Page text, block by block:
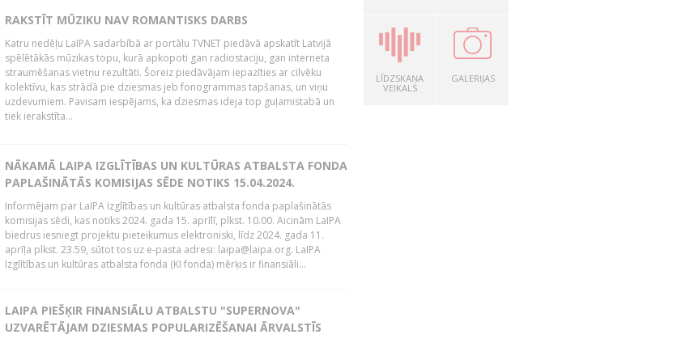
RAKSTĪT MŪZIKU NAV ROMANTISKS DARBS
Katru nedēļu LaIPA sadarbībā ar portālu TVNET piedāvā apskatīt Latvijā
spēlētākās mūzikas topu, kurā apkopoti gan radiostaciju, gan interneta
straumēšanas vietņu rezultāti. Šoreiz piedāvājam iepazīties ar cilvēku
kolektīvu, kas strādā pie dziesmas jeb fonogrammas tapšanas, un viņu
uzdevumiem. Pavisam iespējams, ka dziesmas ideja top guļamistabā un
tiek ierakstīta...
NĀKAMĀ LAIPA IZGLĪTĪBAS UN KULTŪRAS ATBALSTA FONDA
PAPLAŠINĀTĀS KOMISIJAS SĒDE NOTIKS 15.04.2024.
Informējam par LaIPA Izglītības un kultūras atbalsta fonda paplašinātās
komisijas sēdi, kas notiks 2024. gada 15. aprīlī, plkst. 10.00. Aicinām LaIPA
biedrus iesniegt projektu pieteikumus elektroniski, līdz 2024. gada 11.
aprīļa plkst. 23.59, sūtot tos uz e-pasta adresi: laipa@laipa.org. LaIPA
Izglītības un kultūras atbalsta fonda (KI fonda) mērķis ir finansiāli...
LAIPA PIEŠĶIR FINANSIĀLU ATBALSTU "SUPERNOVA"
UZVARĒTĀJAM DZIESMAS POPULARIZĒŠANAI ĀRVALSTĪS
LĪDZSKAŅA
VEIKALS
GALERIJAS